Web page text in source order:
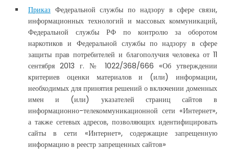
Приказ Федеральной службы по надзору в сфере связи,
информационных технологий и массовых коммуникаций,
Федеральной службы РФ по контролю за оборотом
наркотиков и Федеральной службы по надзору в сфере
защиты прав потребителей и благополучия человека от 11
сентября 2013 г. № 1022/368/666 «Об утверждении
критериев оценки материалов и (или) информации,
необходимых для принятия решений о включении доменных
имен и (или) указателей страниц сайтов в
информационно-телекоммуникационной сети «Интернет»,
а также сетевых адресов, позволяющих идентифицировать
сайты в сети «Интернет», содержащие запрещенную
информацию в реестр запрещенных сайтов»